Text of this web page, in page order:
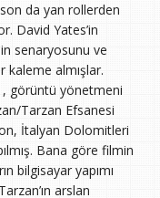
da yan rollerden
David Yates’in
senaryosunu ve
kaleme almışlar.
, görüntü yönetmeni
Tarzan Efsanesi
İtalyan Dolomitleri
Bana göre filmin
bilgisayar yapımı
arslan